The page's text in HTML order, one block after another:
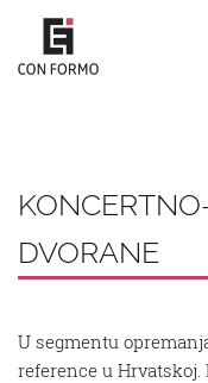
DVORANE
U segmentu
reference u